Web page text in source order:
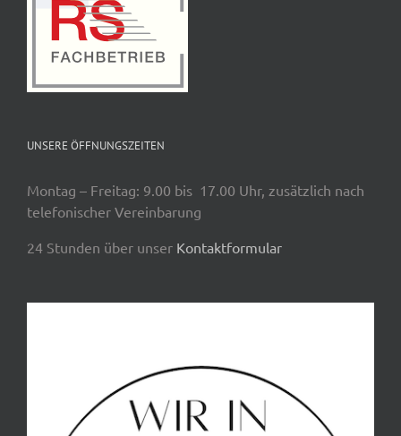
UNSERE ÖFFNUNGSZEITEN
Montag – Freitag: 9.00 bis 17.00 Uhr, zusätzlich nach
telefonischer Vereinbarung
24 Stunden über unser Kontaktformular